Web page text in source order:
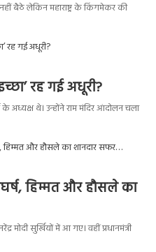
बैठे लेकिन महाराष्ट्र के किंगमेकर की
रह गई अधूरी?
थे। उन्होंने राम मंदिर आंदोलन चला
हिम्मत और हौसले का
मोदी सुर्खियों में आ गए। वहीं प्रधानमंत्री